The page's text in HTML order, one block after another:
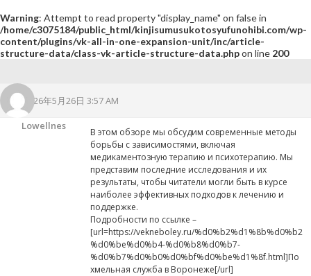
Warning: Attempt to read property "display_name" on false in
/home/c3075184/public_html/kinjisumusukotosyufunohibi.com/wp-
content/plugins/vk-all-in-one-expansion-unit/inc/article-
structure-data/class-vk-article-structure-data.phpon line 200
2026年5月26日 3:57 AM
Lowellnes
В этом обзоре мы обсудим современные методы
борьбы с зависимостями, включая
медикаментозную терапию и психотерапию. Мы
представим последние исследования и их
результаты, чтобы читатели могли быть в курсе
наиболее эффективных подходов к лечению и
поддержке.
Подробности по ссылке –
[url=https://vekneboley.ru/%d0%b2%d1%8b%d0%b2
%d0%be%d0%b4-%d0%b8%d0%b7-
%d0%b7%d0%b0%d0%bf%d0%be%d1%8f.html]По
хмельная служба в Воронеже[/url]